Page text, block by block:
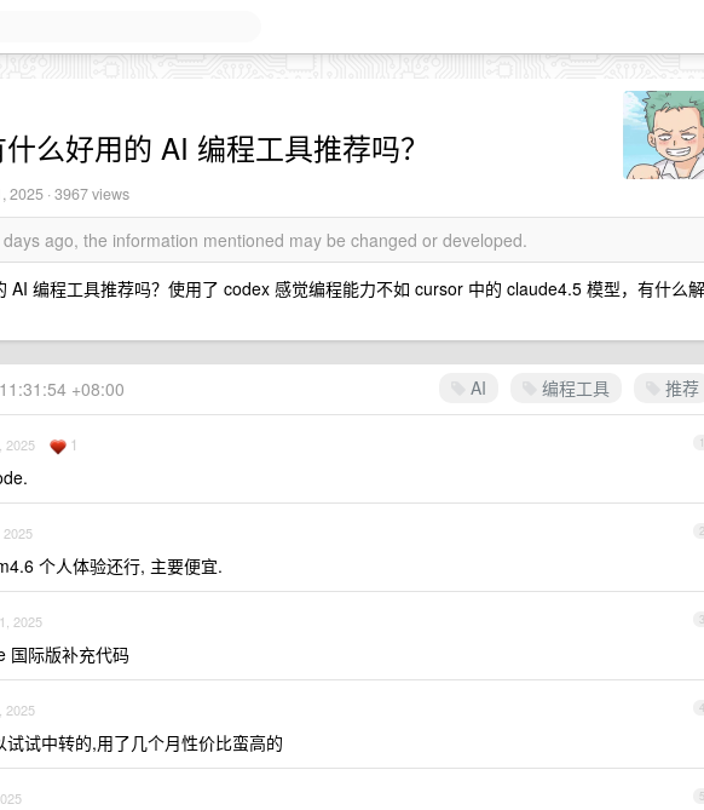
么好用的 AI 编程工具推荐吗？
2025 · 3967 views
ago, the information mentioned may be changed or developed.
AI 编程工具推荐吗？使用了 codex 感觉编程能力不如 cursor 中的 claude4.5 模型，有什么解
AI 编程工具 推荐
+08:00
1
2025 1
2
2025
个人体验还行, 主要便宜.
3
2025
国际版补充代码
4
2025
试试中转的,用了几个月性价比蛮高的
5